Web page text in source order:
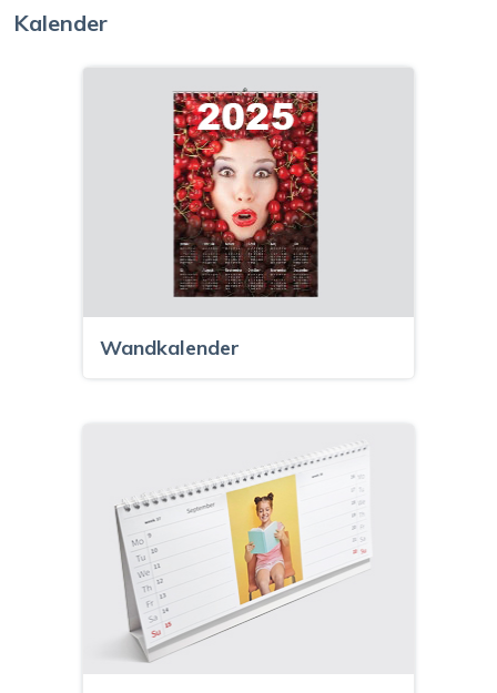
Kalender
Wandkalender